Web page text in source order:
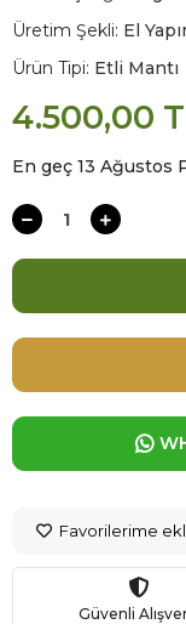
Üretim Şekli: El
Ürün Tipi: Etli Mantı
4.500,00
En geç 13 Ağustos
Favorilerime
Güvenli